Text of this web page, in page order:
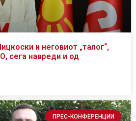
и неговиот „талог“,
сега навреди и од
ПРЕС-КОНФЕРЕНЦИИ